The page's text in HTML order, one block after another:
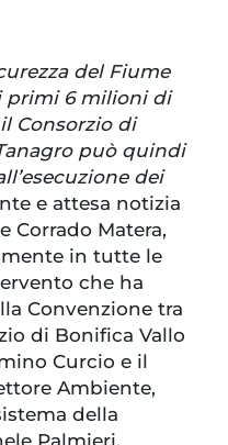
del Fiume
primi 6 milioni di
Consorzio di
può quindi
dei
e attesa notizia
Corrado Matera,
in tutte le
che ha
Convenzione tra
di Bonifica Vallo
Curcio e il
Ambiente,
della